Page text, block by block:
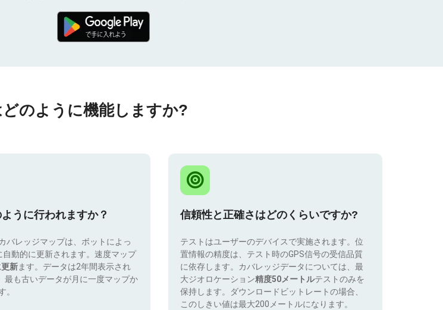
のように機能しますか?
うに行われますか？
バレッジマップは、ボットによっ
自動的に更新されます。速度マップ
新ます。データは2年間表示され
最も古いデータが月に一度マップか
。
信頼性と正確さはどのくらいですか?
テストはユーザーのデバイスで実施されます。位
置情報の精度は、テスト時のGPS信号の受信品質
に依存します。カバレッジデータについては、最
大ジオロケーション精度50メートルテストのみを
保持します。ダウンロードビットレートの場合、
このしきい値は最大200メートルになります。